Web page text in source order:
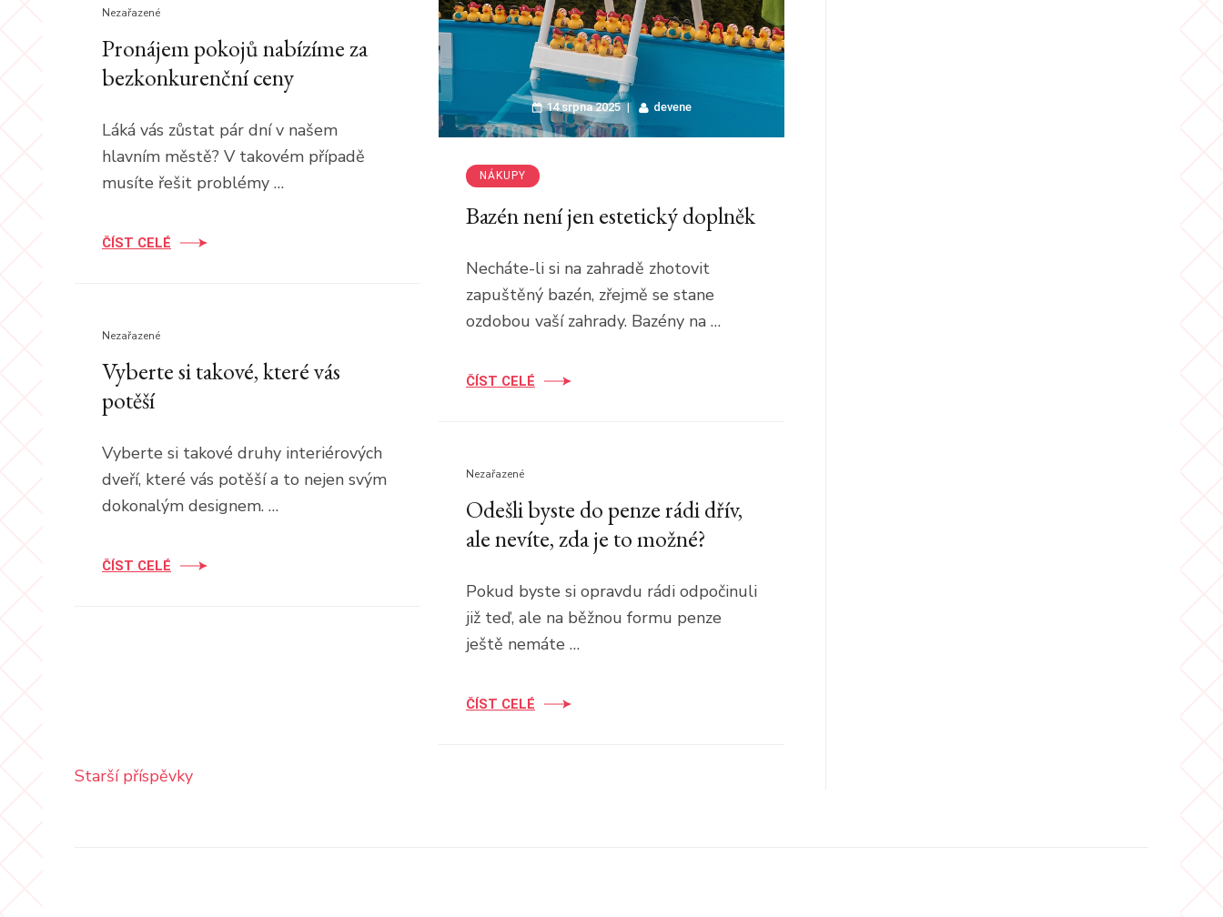
14 srpna 2025 devene
NÁKUPY
Bazén není jen estetický doplněk
Necháte-li si na zahradě zhotovit
zapuštěný bazén, zřejmě se stane
ozdobou vaší zahrady. Bazény na …
ČÍST CELÉ
Nezařazené
Pronájem pokojů nabízíme za
bezkonkurenční ceny
Láká vás zůstat pár dní v našem
hlavním městě? V takovém případě
musíte řešit problémy …
ČÍST CELÉ
Nezařazené
Vyberte si takové, které vás
potěší
Vyberte si takové druhy interiérových
dveří, které vás potěší a to nejen svým
dokonalým designem. …
ČÍST CELÉ
Nezařazené
Odešli byste do penze rádi dřív,
ale nevíte, zda je to možné?
Pokud byste si opravdu rádi odpočinuli
již teď, ale na běžnou formu penze
ještě nemáte …
ČÍST CELÉ
Navigace
Starší příspěvky